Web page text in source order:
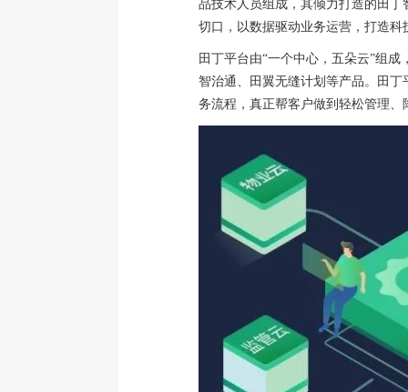
品技术人员组成，其倾力打造的田
切口，以数据驱动业务运营，打造科
田丁平台由“一个中心，五朵云”组
智治通、田翼无缝计划等产品。田
务流程，真正帮客户做到轻松管理、